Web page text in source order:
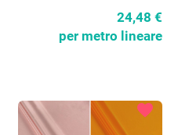
24,48 €
per metro lineare
favorite